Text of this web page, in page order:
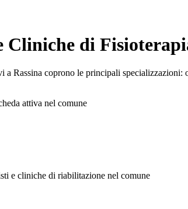
Cliniche di
a Rassina coprono le principali
attiva nel comune
e cliniche di riabilitazione nel comune